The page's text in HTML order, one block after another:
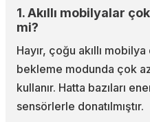
1. Akıllı mobilyalar
mi?
Hayır, çoğu akıllı
bekleme modunda çok
kullanır. Hatta bazıları
sensörlerle donatılmıştır.